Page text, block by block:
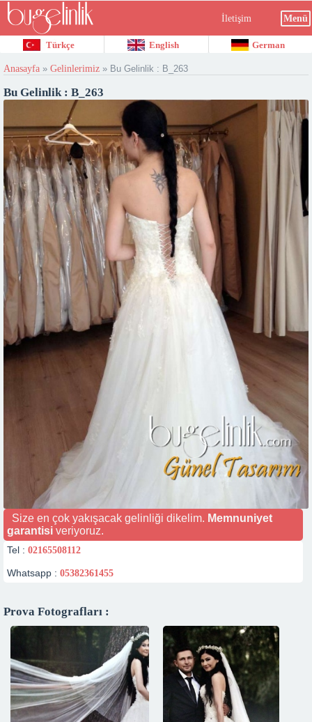
İletişim Menü
Türkçe English German
Anasayfa » Gelinlerimiz » Bu Gelinlik : B_263
Bu Gelinlik : B_263
Size en çok yakışacak gelinliği dikelim. Memnuniyet
garantisi veriyoruz.
Tel : 02165508112
Whatsapp : 05382361455
Prova Fotografları :